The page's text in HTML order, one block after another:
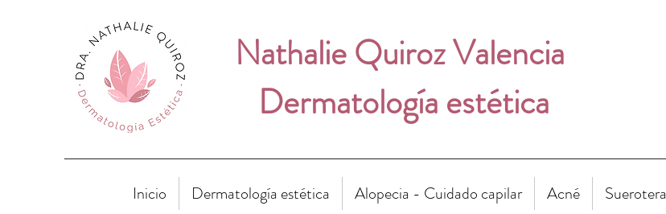
Nathalie Quiroz Valencia
Dermatología estética
Inicio Dermatología estética Alopecia - Cuidado capilar Acné